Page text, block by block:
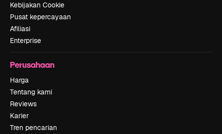
Kebijakan Cookie
Pusat kepercayaan
Afiliasi
Enterprise
Perusahaan
Harga
Tentang kami
Reviews
Karier
Tren pencarian